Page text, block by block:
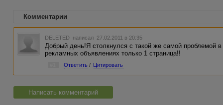
Комментарии
DELETED написал 27.02.2011 в 20:35
Добрый день!Я столкнулся с такой же самой проблемой
рекламных объявлениях только 1 страница!!
Ответить / Цитировать
Написать комментарий